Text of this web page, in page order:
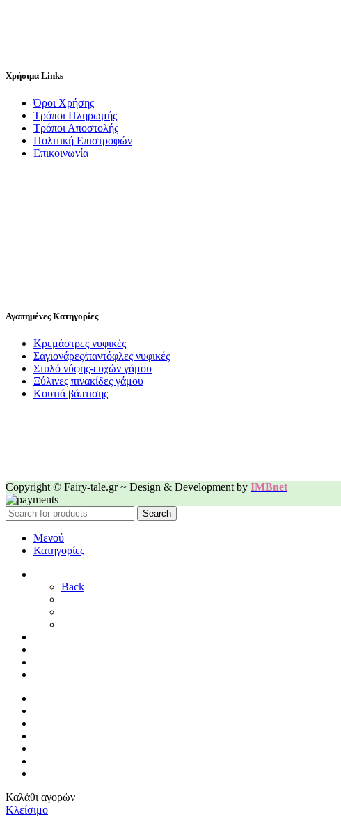
Χρήσιμα Links
Όροι Χρήσης
Τρόποι Πληρωμής
Τρόποι Αποστολής
Πολιτική Επιστροφών
Επικοινωνία
Αγαπημένες Κατηγορίες
Κρεμάστρες νυφικές
Σαγιονάρες/παντόφλες νυφικές
Στυλό νύφης-ευχών γάμου
Ξύλινες πινακίδες γάμου
Κουτιά βάπτισης
Copyright © Fairy-tale.gr ~ Design & Development by IMBnet
Search
Μενού
Κατηγορίες
Back
Καλάθι αγορών
Κλείσιμο